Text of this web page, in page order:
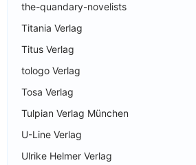
the-quandary-novelists
Titania Verlag
Titus Verlag
tologo Verlag
Tosa Verlag
Tulpian Verlag München
U-Line Verlag
Ulrike Helmer Verlag